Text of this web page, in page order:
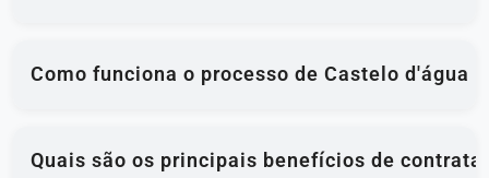
Como funciona o processo de Castelo d'água
Quais são os principais benefícios de